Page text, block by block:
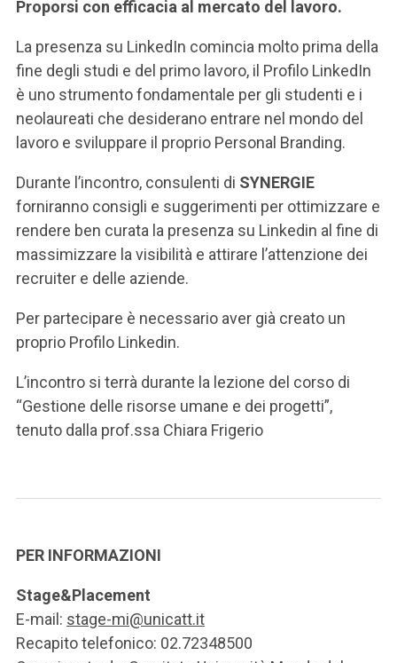
SEI UN DOCENTE O UN MEMBRO DELLO STAFF
ACCEDI A CLOUDMAIL
Proporsi con efficacia al mercato del lavoro.
La presenza su LinkedIn comincia molto prima della
fine degli studi e del primo lavoro, il Profilo LinkedIn
è uno strumento fondamentale per gli studenti e i
neolaureati che desiderano entrare nel mondo del
lavoro e sviluppare il proprio Personal Branding.
Durante l’incontro, consulenti di SYNERGIE
forniranno consigli e suggerimenti per ottimizzare e
rendere ben curata la presenza su Linkedin al fine di
massimizzare la visibilità e attirare l’attenzione dei
recruiter e delle aziende.
Per partecipare è necessario aver già creato un
proprio Profilo Linkedin.
L’incontro si terrà durante la lezione del corso di
“Gestione delle risorse umane e dei progetti”,
tenuto dalla prof.ssa Chiara Frigerio
PER INFORMAZIONI
Stage&Placement
E-mail: stage-mi@unicatt.it
Recapito telefonico: 02.72348500